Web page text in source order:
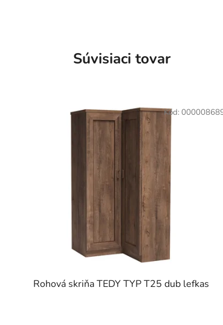
Súvisiaci tovar
Rohová skriňa TEDY TYP T25 dub lefkas
Kód: